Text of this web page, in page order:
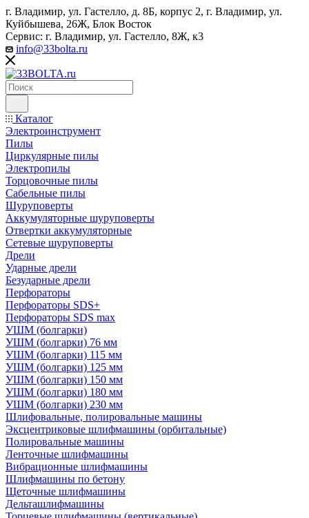
г. Владимир, ул. Гастелло, д. 8Б, корпус 2, г. Владимир, ул. ​
Куйбышева, 26Ж, Блок Восток
Сервис: г. Владимир, ул. Гастелло, 8Ж, к3
info@33bolta.ru
Каталог
Электроинструмент
Пилы
Циркулярные пилы
Электропилы
Торцовочные пилы
Сабельные пилы
Шуруповерты
Аккумуляторные шуруповерты
Отвертки аккумуляторные
Сетевые шуруповерты
Дрели
Ударные дрели
Безударные дрели
Перфораторы
Перфораторы SDS+
Перфораторы SDS max
УШМ (болгарки)
УШМ (болгарки) 76 мм
УШМ (болгарки) 115 мм
УШМ (болгарки) 125 мм
УШМ (болгарки) 150 мм
УШМ (болгарки) 180 мм
УШМ (болгарки) 230 мм
Шлифовальные, полировальные машины
Эксцентриковые шлифмашины (орбитальные)
Полировальные машины
Ленточные шлифмашины
Вибрационные шлифмашины
Шлифмашины по бетону
Щеточные шлифмашины
Дельташлифмашины